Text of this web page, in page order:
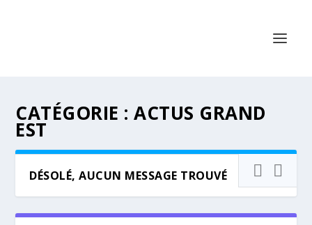
CATÉGORIE :ACTUS GRAND
EST
DÉSOLÉ, AUCUN MESSAGE TROUVÉ